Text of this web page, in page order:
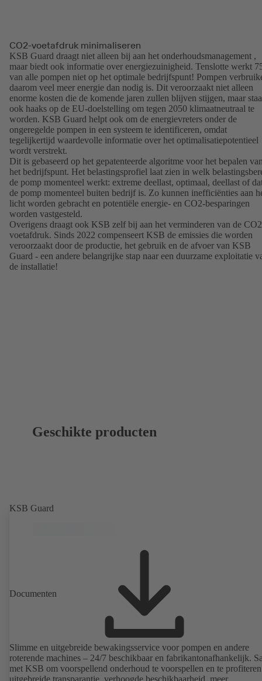
CO2-voetafdruk minimaliseren
KSB Guard draagt niet alleen bij aan het onderhoudsmanagement ,
maar biedt ook informatie over energiezuinigheid. Tenslotte werkt
van alle pompen niet op het optimale bedrijfspunt! Pompen
daarom veel meer energie dan nodig is. Dit veroorzaakt niet alleen
enorme kosten die de komende jaren zullen blijven stijgen, maar
ook haaks op de EU-doelstelling om tegen 2050 klimaatneutraal te
worden. KSB Guard helpt ook om de energievreters onder de
ongeregelde pompen in een systeem te identificeren, omdat
tegelijkertijd waardevolle informatie over het optimalisatiepotentieel
wordt verstrekt.
Dit is gebaseerd op het gepatenteerde algoritme voor het bepalen
het bedrijfspunt. Het belastingsprofiel laat zien in welk
de pomp momenteel werkt: extreme deellast, optimaal, deellast of
de pomp momenteel buiten bedrijf is. Zo kunnen inefficiënties aan
licht worden gebracht en potentiële energie- en CO2-besparingen
worden vastgesteld.
Overigens draagt ook KSB zelf bij aan het verminderen van de
voetafdruk. Sinds 2022 compenseert KSB de emissies die worden
veroorzaakt door de productie, het gebruik en de afvoer van KSB
Guard - een andere belangrijke stap naar een duurzame exploitatie
de installatie!
Geschikte producten
KSB Guard
Documenten
Slimme en uitgebreide bewakingsservice voor pompen en andere
roterende machines – 24/7 beschikbaar en fabrikantonafhankelijk.
met KSB om voorspellend onderhoud te voorspellen en te
uitgebreide transparantie, verhoogde beschikbaarheid, meer